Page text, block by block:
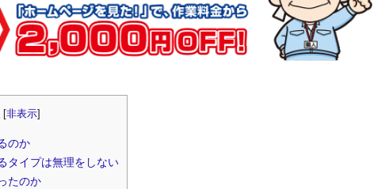
[非表示]
のか
タイプは無理をしない
たのか